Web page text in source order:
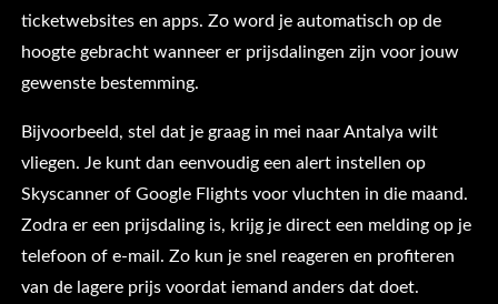
ticketwebsites en apps. Zo word je automatisch op de
hoogte gebracht wanneer er prijsdalingen zijn voor jouw
gewenste bestemming.
Bijvoorbeeld, stel dat je graag in mei naar Antalya wilt
vliegen. Je kunt dan eenvoudig een alert instellen op
Skyscanner of Google Flights voor vluchten in die maand.
Zodra er een prijsdaling is, krijg je direct een melding op je
telefoon of e-mail. Zo kun je snel reageren en profiteren
van de lagere prijs voordat iemand anders dat doet.